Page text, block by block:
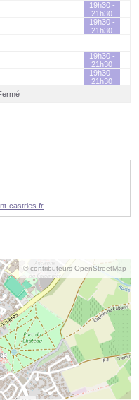
19h30 -
21h30
19h30 -
21h30
19h30 -
21h30
19h30 -
21h30
castries.fr
© contributeurs OpenStreetMap